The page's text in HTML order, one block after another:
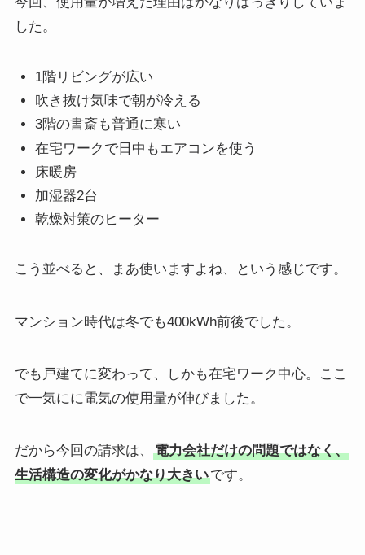
した。
1階リビングが広い
吹き抜け気味で朝が冷える
3階の書斎も普通に寒い
在宅ワークで日中もエアコンを使う
床暖房
加湿器2台
乾燥対策のヒーター
こう並べると、まあ使いますよね、という感じです。
マンション時代は冬でも400kWh前後でした。
でも戸建てに変わって、しかも在宅ワーク中心。ここ
で一気にに電気の使用量が伸びました。
だから今回の請求は、
電力会社だけの問題ではなく、
生活構造の変化がかなり大きいです。